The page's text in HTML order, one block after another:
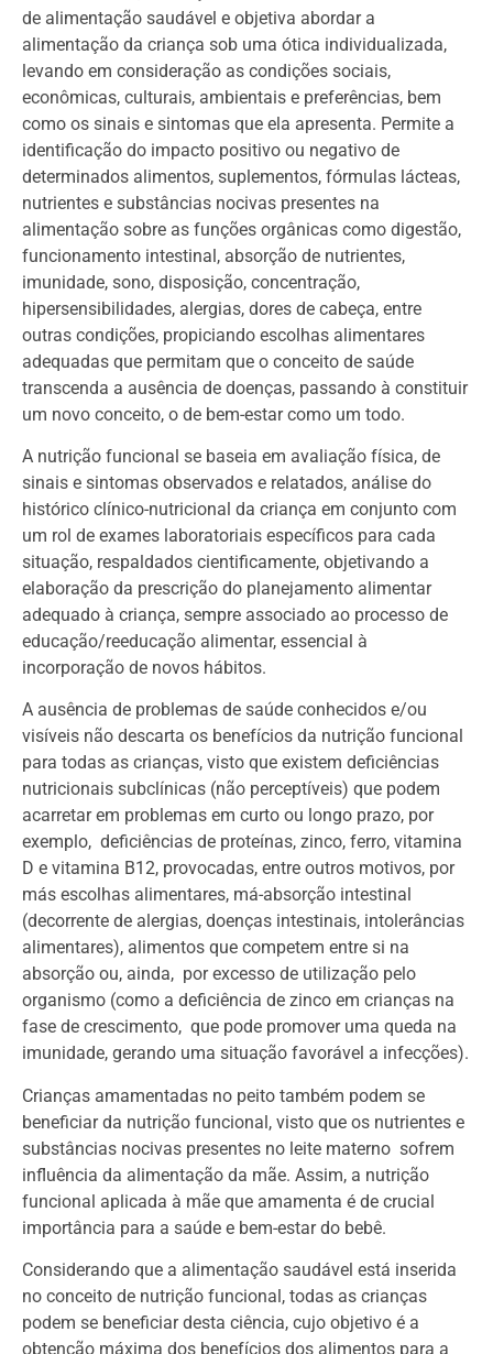
de alimentação saudável e objetiva abordar a
alimentação da criança sob uma ótica individualizada,
levando em consideração as condições sociais,
econômicas, culturais, ambientais e preferências, bem
como os sinais e sintomas que ela apresenta. Permite a
identificação do impacto positivo ou negativo de
determinados alimentos, suplementos, fórmulas lácteas,
nutrientes e substâncias nocivas presentes na
alimentação sobre as funções orgânicas como digestão,
funcionamento intestinal, absorção de nutrientes,
imunidade, sono, disposição, concentração,
hipersensibilidades, alergias, dores de cabeça, entre
outras condições, propiciando escolhas alimentares
adequadas que permitam que o conceito de saúde
transcenda a ausência de doenças, passando à constituir
um novo conceito, o de bem-estar como um todo.
A nutrição funcional se baseia em avaliação física, de
sinais e sintomas observados e relatados, análise do
histórico clínico-nutricional da criança em conjunto com
um rol de exames laboratoriais específicos para cada
situação, respaldados cientificamente, objetivando a
elaboração da prescrição do planejamento alimentar
adequado à criança, sempre associado ao processo de
educação/reeducação alimentar, essencial à
incorporação de novos hábitos.
A ausência de problemas de saúde conhecidos e/ou
visíveis não descarta os benefícios da nutrição funcional
para todas as crianças, visto que existem deficiências
nutricionais subclínicas (não perceptíveis) que podem
acarretar em problemas em curto ou longo prazo, por
exemplo, deficiências de proteínas, zinco, ferro, vitamina
D e vitamina B12, provocadas, entre outros motivos, por
más escolhas alimentares, má-absorção intestinal
(decorrente de alergias, doenças intestinais, intolerâncias
alimentares), alimentos que competem entre si na
absorção ou, ainda, por excesso de utilização pelo
organismo (como a deficiência de zinco em crianças na
fase de crescimento, que pode promover uma queda na
imunidade, gerando uma situação favorável a infecções).
Crianças amamentadas no peito também podem se
beneficiar da nutrição funcional, visto que os nutrientes e
substâncias nocivas presentes no leite materno sofrem
influência da alimentação da mãe. Assim, a nutrição
funcional aplicada à mãe que amamenta é de crucial
importância para a saúde e bem-estar do bebê.
Considerando que a alimentação saudável está inserida
no conceito de nutrição funcional, todas as crianças
podem se beneficiar desta ciência, cujo objetivo é a
obtenção máxima dos benefícios dos alimentos para a